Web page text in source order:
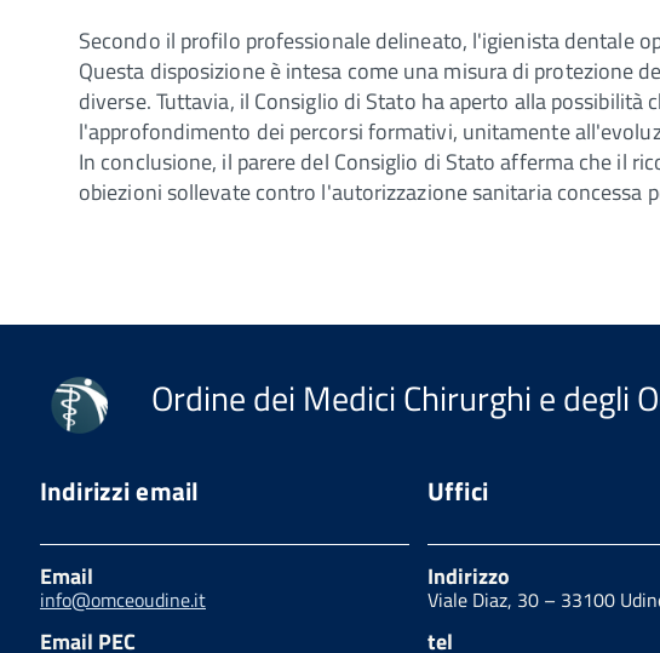
Secondo il profilo professionale delineato, l'igienista dentale
Questa disposizione è intesa come una misura di protezione
diverse. Tuttavia, il Consiglio di Stato ha aperto alla
l'approfondimento dei percorsi formativi, unitamente
In conclusione, il parere del Consiglio di Stato afferma che il
obiezioni sollevate contro l'autorizzazione sanitaria
Ordine dei Medici Chirurghi e degli
Indirizzi email
Email
info@omceoudine.it
Email PEC
Uffici
Indirizzo
Viale Diaz, 30 – 33100
tel